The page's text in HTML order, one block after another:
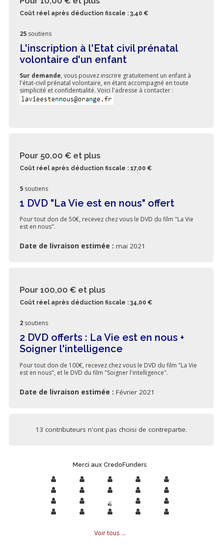
Coût réel après déduction fiscale : 3,40 €
25 soutiens
L'inscription à l'Etat civil prénatal
volontaire d'un enfant
Sur demande, vous pouvez inscrire gratuitement un enfant à
l'état-civil prénatal volontaire, en étant accompagné en toute
simplicité et confidentialité. Voici l'adresse à contacter :
Pour 50,00 € et plus
Coût réel après déduction fiscale : 17,00 €
5 soutiens
1 DVD "La Vie est en nous" offert
Pour tout don de 50€, recevez chez vous le DVD du film "La Vie
est en nous".
Date de livraison estimée : mai 2021
Pour 100,00 € et plus
Coût réel après déduction fiscale : 34,00 €
2 soutiens
2 DVD offerts : La Vie est en nous +
Soigner l'intelligence
Pour tout don de 100€, recevez chez vous le DVD du film "La Vie
est en nous", et le DVD du film "Soigner l'intelligence".
Date de livraison estimée : Février 2021
13 contributeurs n'ont pas choisi de contrepartie.
Merci aux CredoFunders
Voir tous ...